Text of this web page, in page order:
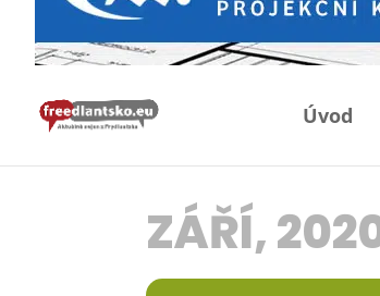
Úvod
ZÁŘÍ,